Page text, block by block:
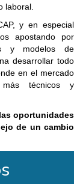
laboral.
y en especial
apostando por
y modelos de
desarrollar todo
en el mercado
técnicos y
oportunidades
de un cambio